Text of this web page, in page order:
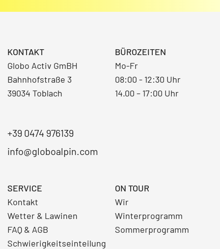
KONTAKT
Globo Activ GmBH
Bahnhofstraße 3
39034 Toblach
+39 0474 976139
info@globoalpin.com
BÜROZEITEN
Mo-Fr
08:00 - 12:30 Uhr
14.00 – 17:00 Uhr
SERVICE
Kontakt
Wetter & Lawinen
FAQ & AGB
Schwierigkeitseinteilung
ON TOUR
Wir
Winterprogramm
Sommerprogramm